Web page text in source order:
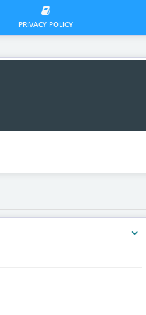
PRIVACY POLICY